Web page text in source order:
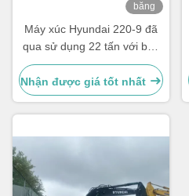
băng
Máy xúc Hyundai 220-9 đã
qua sử dụng 22 tấn với bảo
hành 12 tháng
Nhận được giá tốt nhất